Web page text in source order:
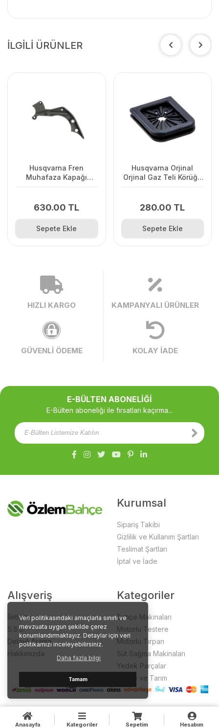
Veri politikasındaki amaçlarla sınırlı ve
mevzuata uygun şekilde çerez
konumlandırmaktayız. Detaylar için veri
politikamızı inceleyebilirsiniz.
Daha fazla bilgi
Tamam
İLGİLİ ÜRÜNLER
Husqvarna Fren
Muhafaza Kapağı
630.00 TL
Sepete Ekle
Husqvarna Orjinal
Orjinal Gaz Teli Körüğü
280.00 TL
Sepete Ekle
HIZLI KARGO KAMPANYALI ÜRÜNLER
GÜVENLİ ÖDEME KOLAY İADE
E-BÜLTEN ABONELİĞİ
E-Bülten aboneliği ile fırsatları kaçırma...
Kurumsal
Sipariş Takibi
Gizlilik ve Kullanım Şartları
Teslimat Şartları
İptal ve İade
Alışveriş
İletişim
S.S.S.
Detaylı Arama
Hakkımızda
Kategoriler
Bahçe Makinaları
Motorlu Testere
Motorlu Tırpan
Süt Sağma Makinaları
Yedek Parçalar
Bahçe ve Tarım
Anasayfa Kategoriler Sepetim Hesabım